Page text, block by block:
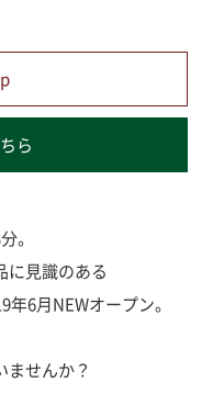
ら
。
に見識のある
6月NEWオープン。
ませんか？